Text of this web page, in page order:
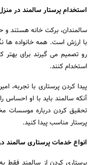
استخدام پرستار سالمند در
سالمندان، برکت خانه هستند و
با ارزش است. همه خانواده ها
رو تصمیم می گیرند برای بهتر
استخدام کنند.
پیدا کردن پرستاری با
آنکه سالمند باید با او احساس
تحقیق کردن درباره موسسات
پرستار مناسب پیدا کنید.
انواع خدمات پرستاری سالمند